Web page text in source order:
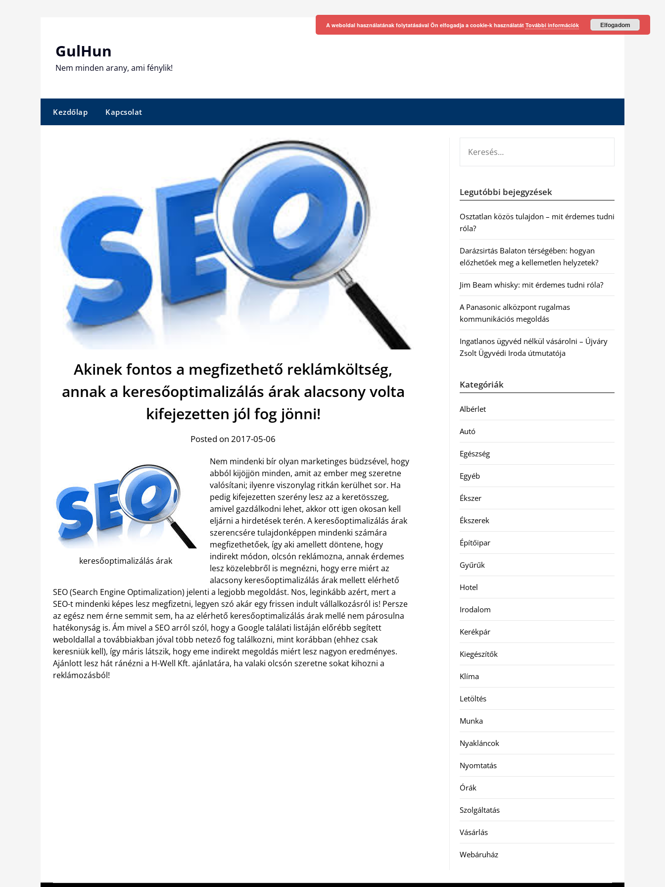
GulHun
Nem minden arany, ami fénylik!
Kezdőlap Kapcsolat
Akinek fontos a megfizethető reklámköltség,
annak a keresőoptimalizálás árak alacsony volta
kifejezetten jól fog jönni!
Posted on 2017-05-06
keresőoptimalizálás árak
Nem mindenki bír olyan marketinges büdzsével, hogy
abból kijöjjön minden, amit az ember meg szeretne
valósítani; ilyenre viszonylag ritkán kerülhet sor. Ha
pedig kifejezetten szerény lesz az a keretösszeg,
amivel gazdálkodni lehet, akkor ott igen okosan kell
eljárni a hirdetések terén. A keresőoptimalizálás árak
szerencsére tulajdonképpen mindenki számára
megfizethetőek, így aki amellett döntene, hogy
indirekt módon, olcsón reklámozna, annak érdemes
lesz közelebbről is megnézni, hogy erre miért az
alacsony keresőoptimalizálás árak mellett elérhető
SEO (Search Engine Optimalization) jelenti a legjobb megoldást. Nos, leginkább azért, mert a
SEO-t mindenki képes lesz megfizetni, legyen szó akár egy frissen indult vállalkozásról is! Persze
az egész nem érne semmit sem, ha az elérhető keresőoptimalizálás árak mellé nem párosulna
hatékonyság is. Ám mivel a SEO arról szól, hogy a Google találati listáján előrébb segített
weboldallal a továbbiakban jóval több netező fog találkozni, mint korábban (ehhez csak
keresniük kell), így máris látszik, hogy eme indirekt megoldás miért lesz nagyon eredményes.
Ajánlott lesz hát ránézni a H-Well Kft. ajánlatára, ha valaki olcsón szeretne sokat kihozni a
reklámozásból!
Legutóbbi bejegyzések
Osztatlan közös tulajdon – mit érdemes tudni
róla?
Darázsirtás Balaton térségében: hogyan
előzhetőek meg a kellemetlen helyzetek?
Jim Beam whisky: mit érdemes tudni róla?
A Panasonic alközpont rugalmas
kommunikációs megoldás
Ingatlanos ügyvéd nélkül vásárolni – Újváry
Zsolt Ügyvédi Iroda útmutatója
Kategóriák
Albérlet
Autó
Egészség
Egyéb
Ékszer
Ékszerek
Építőipar
Gyűrűk
Hotel
Irodalom
Kerékpár
Kiegészítők
Klíma
Letöltés
Munka
Nyakláncok
Nyomtatás
Órák
Szolgáltatás
Vásárlás
Webáruház
A weboldal használatának folytatásával Ön elfogadja a cookie-k használatát További információk Elfogadom